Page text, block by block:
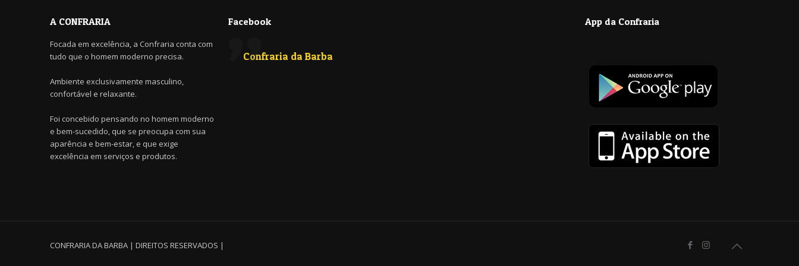
A CONFRARIA
Focada em excelência, a Confraria conta com
tudo que o homem moderno precisa.
Ambiente exclusivamente masculino,
confortável e relaxante.
Foi concebido pensando no homem moderno
e bem-sucedido, que se preocupa com sua
aparência e bem-estar, e que exige
excelência em serviços e produtos.
Facebook
Confraria da Barba
App da Confraria
CONFRARIA DA BARBA | DIREITOS RESERVADOS |